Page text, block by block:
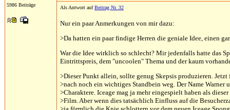
5986 Beiträge
Als Antwort aufBeitrag Nr. 32
Nur ein paar Anmerkungen von mir dazu:
>Da hatten ein paar findige Herren die geniale Idee, einen
War die Idee wirklich so schlecht? Mir jedenfalls hatte das
Eintrittspreis, dem "uncoolen" Thema und der kaum
>Dieser Punkt allein, sollte genug Skepsis produzieren.
>nach noch ein wichtiges Standbein weg. Der Name Warner
>Charaktere. Iceage mag ja mehr eingespielt haben als
>Film. Aber wenn dies tatsächlich Einfluss auf die